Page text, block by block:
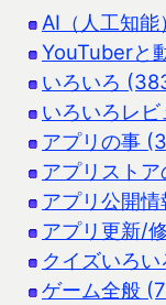
AI（人工知
YouTuberと
いろいろ
いろいろレ
アプリの事
アプリスト
アプリ公開
アプリ更新/
クイズいろ
ゲーム全般